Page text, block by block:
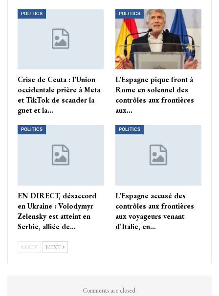
POLITICS
Crise de Ceuta : l’Union
occidentale prière à Meta
et TikTok de scander la
guet et la…
POLITICS
L’Espagne pique front à
Rome en solennel des
contrôles aux frontières
aux…
POLITICS
EN DIRECT, désaccord
en Ukraine : Volodymyr
Zelensky est atteint en
Serbie, alliée de…
POLITICS
L’Espagne accusé des
contrôles aux frontières
aux voyageurs venant
d’Italie, en…
PREV NEXT
Comments are closed.